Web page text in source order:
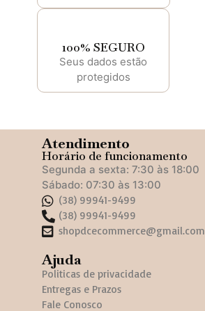
100% SEGURO
Seus dados estão
protegidos
Atendimento
Horário de funcionamento
Segunda a sexta: 7:30 às 18:00
Sábado: 07:30 às 13:00
(38) 99941-9499
(38) 99941-9499
shopdcecommerce@gmail.com
Ajuda
Politicas de privacidade
Entregas e Prazos
Fale Conosco